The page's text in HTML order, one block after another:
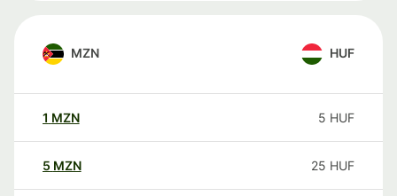
MZN HUF
1 MZN 5 HUF
5 MZN 25 HUF